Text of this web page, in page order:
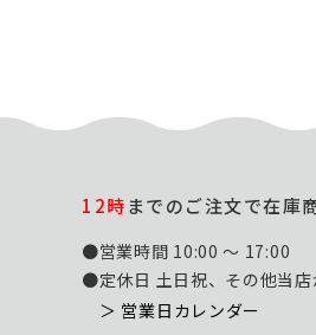
12時までのご注文で在庫
●営業時間 10:00 ～ 17:00
●定休日 土日祝、その他当店
＞ 営業日カレンダー